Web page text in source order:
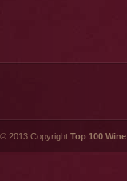
© 2013 Copyright Top 100 Wine